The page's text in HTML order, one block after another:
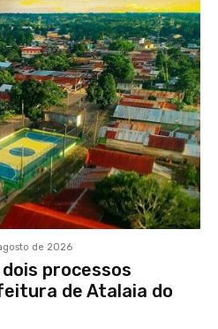
de 2026
processos
de Atalaia do